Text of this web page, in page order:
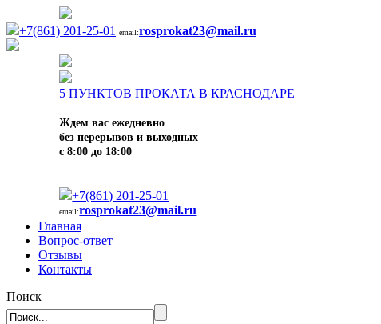
+7(861) 201-25-01 email:rosprokat23@mail.ru
5 ПУНКТОВ ПРОКАТА В КРАСНОДАРЕ
Ждем вас ежедневно
без перерывов и выходных
с 8:00 до 18:00
+7(861) 201-25-01
email:rosprokat23@mail.ru
Главная
Вопрос-ответ
Отзывы
Контакты
Поиск